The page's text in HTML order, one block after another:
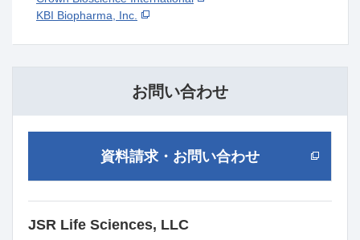
KBI Biopharma, Inc.
お問い合わせ
資料請求・お問い合わせ
JSR Life Sciences, LLC